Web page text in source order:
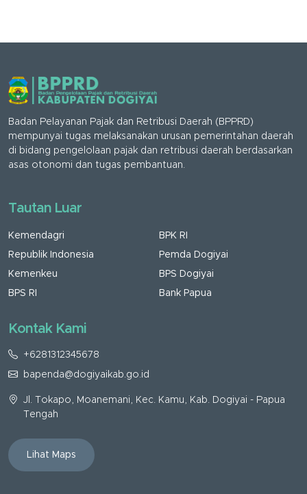
Badan Pelayanan Pajak dan Retribusi Daerah (BPPRD)
mempunyai tugas melaksanakan urusan pemerintahan daerah
di bidang pengelolaan pajak dan retribusi daerah berdasarkan
asas otonomi dan tugas pembantuan.
Tautan Luar
Kemendagri
Republik Indonesia
Kemenkeu
BPS RI
BPK RI
Pemda Dogiyai
BPS Dogiyai
Bank Papua
Kontak Kami
+6281312345678
bapenda@dogiyaikab.go.id
Jl. Tokapo, Moanemani, Kec. Kamu, Kab. Dogiyai - Papua
Tengah
Lihat Maps